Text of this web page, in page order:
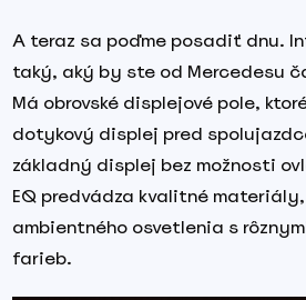
A teraz sa poďme posadiť dnu.
taký, aký by ste od Mercedesu
Má obrovské displejové pole,
dotykový displej pred
základný displej bez možnosti
EQ predvádza kvalitné
ambientného osvetlenia s
farieb.